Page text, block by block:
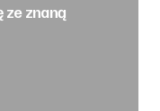
ze znaną